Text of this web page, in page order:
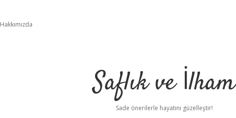
Hakkımızda
Saflık ve İlham
Sade önerilerle hayatını güzelleştir!